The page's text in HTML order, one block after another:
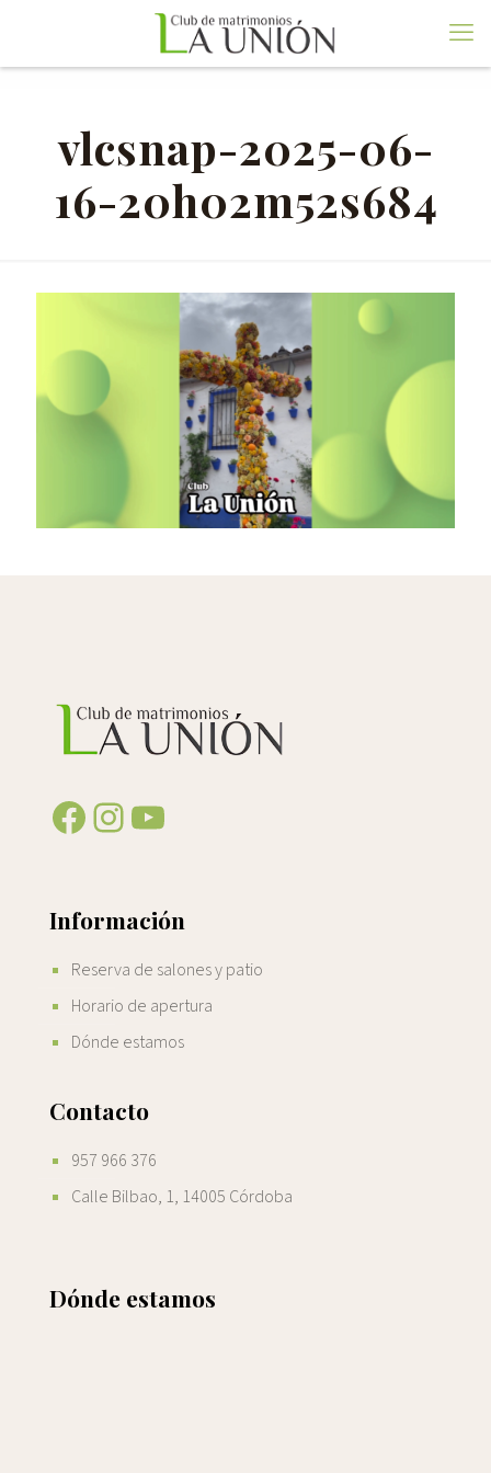
vlcsnap-2025-06-
16-20h02m52s684
Facebook
Instagram
YouTube
Información
Reserva de salones y patio
Horario de apertura
Dónde estamos
Contacto
957 966 376
Calle Bilbao, 1, 14005 Córdoba
Dónde estamos